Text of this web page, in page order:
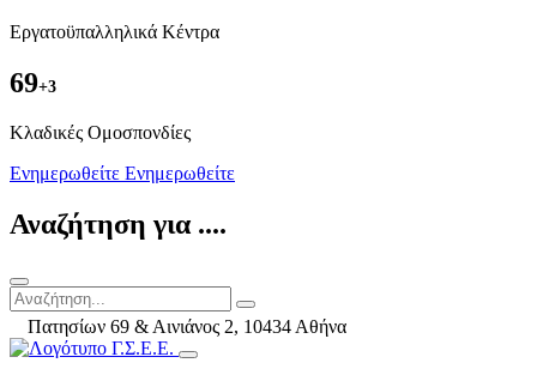
Εργατοϋπαλληλικά Κέντρα
69+3
Kλαδικές Ομοσπονδίες
Ενημερωθείτε Ενημερωθείτε
Αναζήτηση για ....
Πατησίων 69 & Αινιάνος 2, 10434 Αθήνα